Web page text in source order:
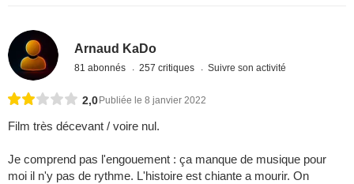
Arnaud KaDo
81 abonnés 257 critiques Suivre son activité
2,0 Publiée le 8 janvier 2022
Film très décevant / voire nul.
Je comprend pas l'engouement : ça manque de musique pour
moi il n'y pas de rythme. L'histoire est chiante a mourir. On